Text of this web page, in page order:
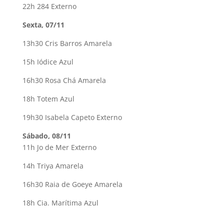
22h 284 Externo
Sexta, 07/11
13h30 Cris Barros Amarela
15h Iódice Azul
16h30 Rosa Chá Amarela
18h Totem Azul
19h30 Isabela Capeto Externo
Sábado, 08/11
11h Jo de Mer Externo
14h Triya Amarela
16h30 Raia de Goeye Amarela
18h Cia. Marí­tima Azul